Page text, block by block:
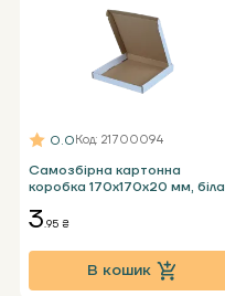
Самозбірна картонна
коробка 170x170x20 мм, біла
0.0Код: 21700094
3.95 ₴
В кошик